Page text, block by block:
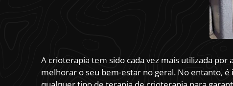
A crioterapia tem sido cada vez mais utilizada
melhorar o seu bem-estar no geral. No entanto,